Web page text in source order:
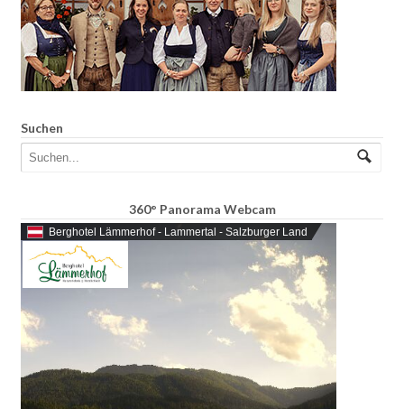
Suchen
360° Panorama Webcam
Berghotel Lämmerhof - Lammertal - Salzburger Land